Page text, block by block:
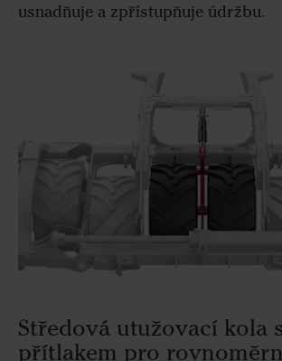
usnadňuje a zpřístupňuje údržbu.
Středová utužovací kola
přítlakem pro